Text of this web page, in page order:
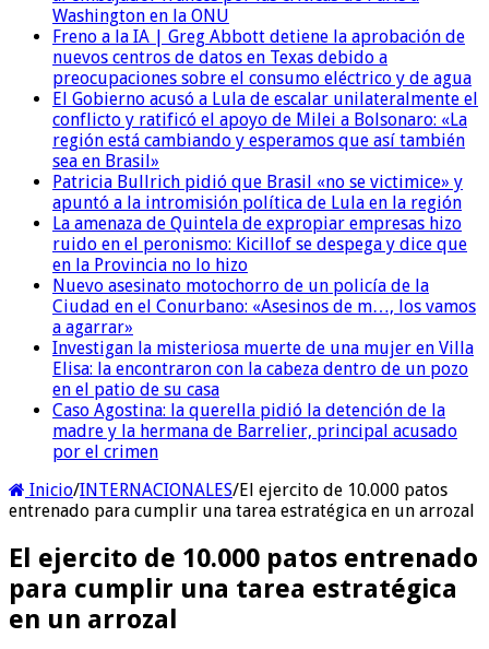
Washington en la ONU
Freno a la IA | Greg Abbott detiene la aprobación de
nuevos centros de datos en Texas debido a
preocupaciones sobre el consumo eléctrico y de agua
El Gobierno acusó a Lula de escalar unilateralmente el
conflicto y ratificó el apoyo de Milei a Bolsonaro: «La
región está cambiando y esperamos que así también
sea en Brasil»
Patricia Bullrich pidió que Brasil «no se victimice» y
apuntó a la intromisión política de Lula en la región
La amenaza de Quintela de expropiar empresas hizo
ruido en el peronismo: Kicillof se despega y dice que
en la Provincia no lo hizo
Nuevo asesinato motochorro de un policía de la
Ciudad en el Conurbano: «Asesinos de m…, los vamos
a agarrar»
Investigan la misteriosa muerte de una mujer en Villa
Elisa: la encontraron con la cabeza dentro de un pozo
en el patio de su casa
Caso Agostina: la querella pidió la detención de la
madre y la hermana de Barrelier, principal acusado
por el crimen
Inicio/INTERNACIONALES/El ejercito de 10.000 patos
entrenado para cumplir una tarea estratégica en un arrozal
El ejercito de 10.000 patos entrenado
para cumplir una tarea estratégica
en un arrozal